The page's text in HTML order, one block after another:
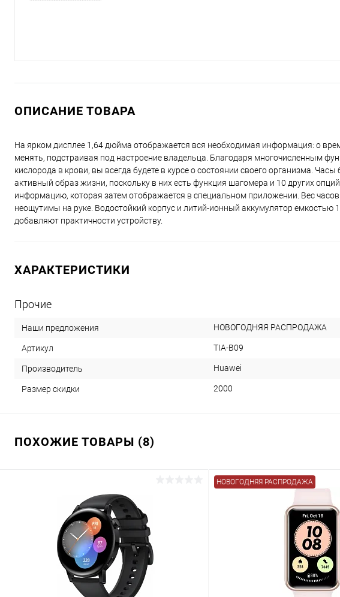
ОПИСАНИЕ ТОВАРА
На ярком дисплее 1,64 дюйма отображается вся необходимая информация: о
менять, подстраивая под настроение владельца. Благодаря многочисленным
кислорода в крови, вы всегда будете в курсе о состоянии своего организма.
активный образ жизни, поскольку в них есть функция шагомера и 10 других
информацию, которая затем отображается в специальном приложении. Вес часов
неощутимы на руке. Водостойкий корпус и литий-ионный аккумулятор
добавляют практичности устройству.
ХАРАКТЕРИСТИКИ
Прочие
Наши предложения НОВОГОДНЯЯ РАСПРОДАЖА
Артикул TIA-B09
Производитель Huawei
Размер скидки 2000
ПОХОЖИЕ ТОВАРЫ (8)
НОВОГОДНЯЯ РАСПРОДАЖА